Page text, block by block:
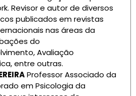
Revisor e autor de diversos
publicados em revistas
nas áreas da
do
Avaliação
entre outras.
Professor Associado da
em Psicologia da